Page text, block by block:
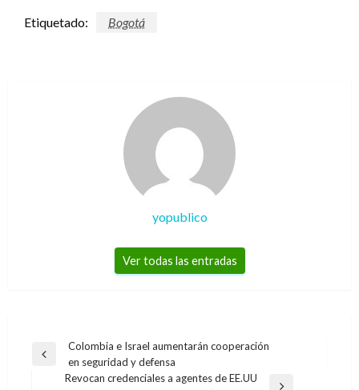
Etiquetado: Bogotá
yopublico
Ver todas las entradas
Navegación
Entrada
anterior
Colombia e Israel aumentarán cooperación
en seguridad y defensa
Revocan credenciales a agentes de EE.UU